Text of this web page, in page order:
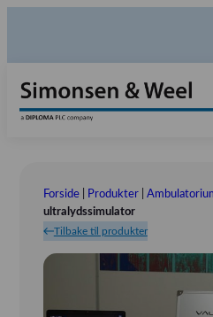
Kontakt oss
Våre verdier
Om oss
Utstillinger
Forside| Produkter|
ultralydssimulator
Tilbake til produkter